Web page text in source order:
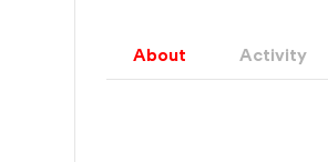
About Activity